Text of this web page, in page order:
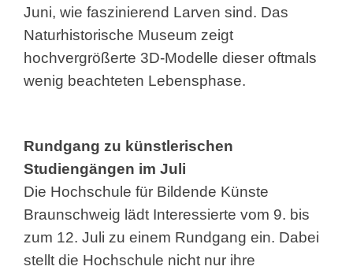
Juni, wie faszinierend Larven sind. Das
Naturhistorische Museum zeigt
hochvergrößerte 3D-Modelle dieser oftmals
wenig beachteten Lebensphase.
Rundgang zu künstlerischen
Studiengängen im Juli
Die Hochschule für Bildende Künste
Braunschweig lädt Interessierte vom 9. bis
zum 12. Juli zu einem Rundgang ein. Dabei
stellt die Hochschule nicht nur ihre